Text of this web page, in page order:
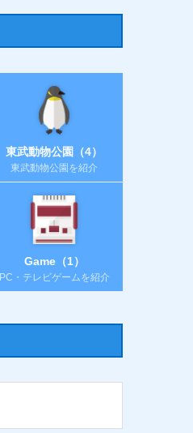
東武動物公園（4）
東武動物公園を紹介
Game（1）
PC・テレビゲームを紹介